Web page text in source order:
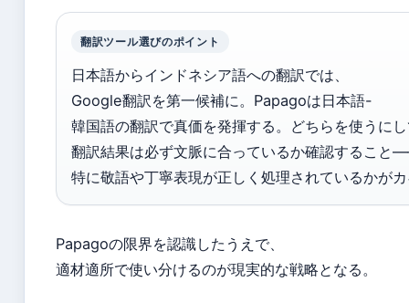
翻訳ツール選びのポイント
日本語からインドネシア語への翻訳では、
Google翻訳を第一候補に。Papagoは日本語-
韓国語の翻訳で真価を発揮する。どちらを使うに
翻訳結果は必ず文脈に合っているか確認すること
特に敬語や丁寧表現が正しく処理されているかが
Papagoの限界を認識したうえで、
適材適所で使い分けるのが現実的な戦略となる。